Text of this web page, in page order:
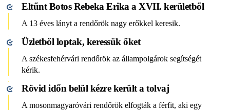
Eltűnt Botos Rebeka Erika a XVII. kerületből
A 13 éves lányt a rendőrök nagy erőkkel keresik.
Üzletből loptak, keressük őket
A székesfehérvári rendőrök az állampolgárok segítségét
kérik.
Rövid időn belül kézre került a tolvaj
A mosonmagyaróvári rendőrök elfogták a férfit, aki egy